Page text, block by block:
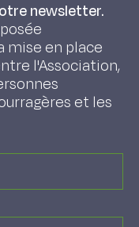
newsletter.
mise en place
l'Association,
et les